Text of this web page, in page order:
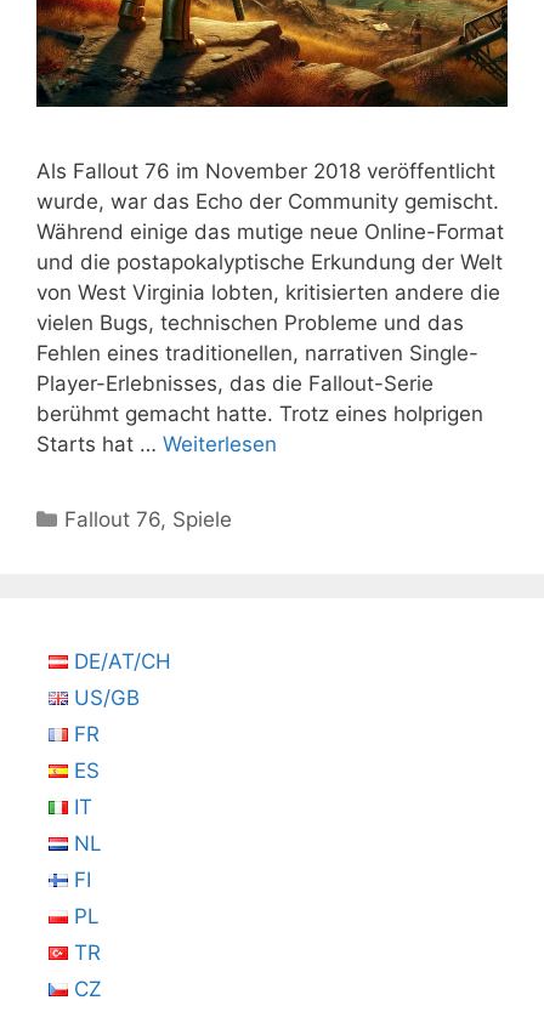
Als Fallout 76 im November 2018 veröffentlicht
wurde, war das Echo der Community gemischt.
Während einige das mutige neue Online-Format
und die postapokalyptische Erkundung der Welt
von West Virginia lobten, kritisierten andere die
vielen Bugs, technischen Probleme und das
Fehlen eines traditionellen, narrativen Single-
Player-Erlebnisses, das die Fallout-Serie
berühmt gemacht hatte. Trotz eines holprigen
Starts hat … Weiterlesen
Kategorien
Fallout 76, Spiele
DE/AT/CH
US/GB
FR
ES
IT
NL
FI
PL
TR
CZ